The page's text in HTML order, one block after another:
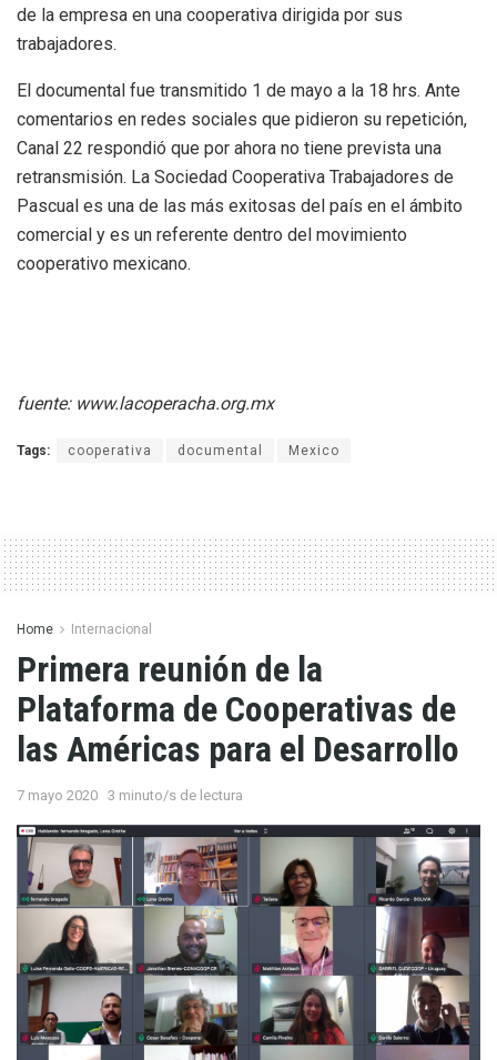
de la empresa en una cooperativa dirigida por sus
trabajadores.
El documental fue transmitido 1 de mayo a la 18 hrs. Ante
comentarios en redes sociales que pidieron su repetición,
Canal 22 respondió que por ahora no tiene prevista una
retransmisión. La Sociedad Cooperativa Trabajadores de
Pascual es una de las más exitosas del país en el ámbito
comercial y es un referente dentro del movimiento
cooperativo mexicano.
fuente: www.lacoperacha.org.mx
Tags: cooperativa documental Mexico
Home Internacional
Primera reunión de la
Plataforma de Cooperativas de
las Américas para el Desarrollo
7 mayo 2020 3 minuto/s de lectura